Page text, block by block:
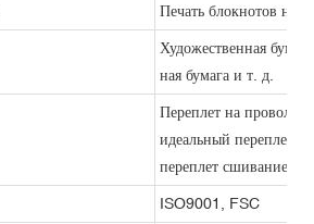
Печать блокнотов на
Художественная
ная бумага и т. д.
Переплет на
идеальный переплет,
переплет сшиванием,
ISO9001, FSC